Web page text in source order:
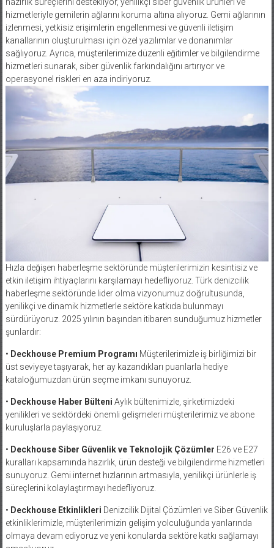
hazırlık süreçlerini destekliyor, yenilikçi siber güvenlik ürünleri ve
hizmetleriyle gemilerin ağlarını koruma altına alıyoruz. Gemi ağlarının
izlenmesi, yetkisiz erişimlerin engellenmesi ve güvenli iletişim
kanallarının oluşturulması için özel yazılımlar ve donanımlar
sağlıyoruz. Ayrıca, müşterilerimize düzenli eğitimler ve bilgilendirme
hizmetleri sunarak, siber güvenlik farkındalığını artırıyor ve
operasyonel riskleri en aza indiriyoruz.
Hızla değişen haberleşme sektöründe müşterilerimizin kesintisiz ve
etkin iletişim ihtiyaçlarını karşılamayı hedefliyoruz. Türk denizcilik
haberleşme sektöründe lider olma vizyonumuz doğrultusunda,
yenilikçi ve dinamik hizmetlerle sektöre katkıda bulunmayı
sürdürüyoruz. 2025 yılının başından itibaren sunduğumuz hizmetler
şunlardır:
Deckhouse Premium Programı
Müşterilerimizle iş birliğimizi bir
üst seviyeye taşıyarak, her ay kazandıkları puanlarla hediye
kataloğumuzdan ürün seçme imkanı sunuyoruz.
Aylık bültenimizle, şirketimizdeki
yenilikleri ve sektördeki önemli gelişmeleri müşterilerimiz ve abone
kuruluşlarla paylaşıyoruz.
Deckhouse Siber Güvenlik ve Teknolojik Çözümler
kuralları kapsamında hazırlık, ürün desteği ve bilgilendirme hizmetleri
sunuyoruz. Gemi internet hızlarının artmasıyla, yenilikçi ürünlerle iş
süreçlerini kolaylaştırmayı hedefliyoruz.
Denizcilik Dijital Çözümleri ve Siber Güvenlik
etkinliklerimizle, müşterilerimizin gelişim yolculuğunda yanlarında
olmaya devam ediyoruz ve yeni konularda sektöre katkı sağlamayı